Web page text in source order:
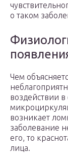
о таком
Чем
воздействии
возникает
заболевание
его, то
лица.